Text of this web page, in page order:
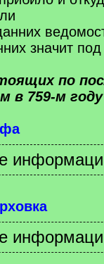
значит
по
в 759-м